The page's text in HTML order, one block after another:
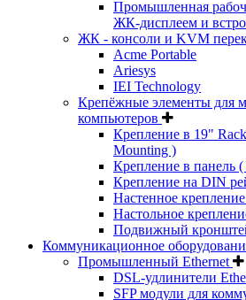
Промышленная
ЖК-дисплеем и
ЖК - консоли и KVM
Acme Portable
Ariesys
IEI Technology
Крепёжные элементы для
компьютеров
Крепление в 19"
Mounting )
Крепление в панель
Крепление на DIN
Настенное
Настольное
Подвижный
Коммуникационное
Промышленный Ethernet
DSL-удлинители
SFP модули для